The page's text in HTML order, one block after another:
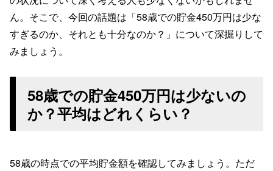
ん。そこで、今回の話題は「58歳での貯金450万円は少な
すぎるのか、それとも十分なのか？」について深掘りして
みましょう。
58歳での貯金450万円は少ないの
か？平均はどれくらい？
58歳の時点での平均貯金額を確認してみましょう。ただ